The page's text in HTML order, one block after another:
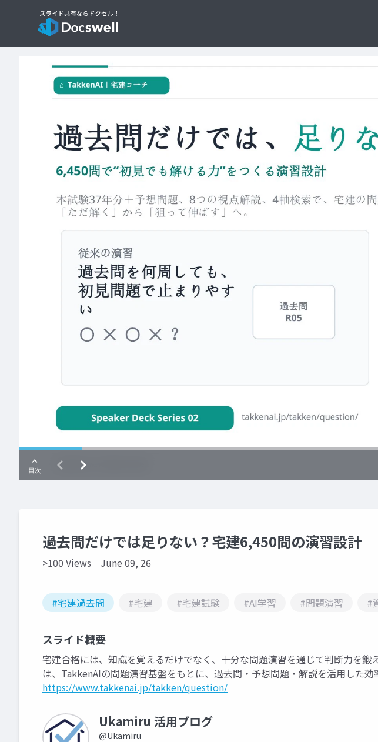
過去問だけでは足りない？宅建6,450問の演習設計
>100 Views June 09, 26
#宅建過去問 #宅建 #宅建試験 #AI学習 #問題演習 #
スライド概要
宅建合格には、知識を覚えるだけでなく、十分な問題演習を通じて判断力を鍛
は、TakkenAIの問題演習基盤をもとに、過去問・予想問題・解説を活用した効
https://www.takkenai.jp/takken/question/
Ukamiru 活用ブログ
@Ukamiru